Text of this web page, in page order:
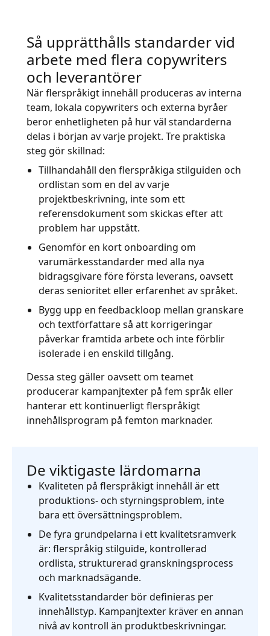
Så upprätthålls standarder vid
arbete med flera copywriters
och leverantörer
När flerspråkigt innehåll produceras av interna
team, lokala copywriters och externa byråer
beror enhetligheten på hur väl standarderna
delas i början av varje projekt. Tre praktiska
steg gör skillnad:
Tillhandahåll den flerspråkiga stilguiden och
ordlistan som en del av varje
projektbeskrivning, inte som ett
referensdokument som skickas efter att
problem har uppstått.
Genomför en kort onboarding om
varumärkesstandarder med alla nya
bidragsgivare före första leverans, oavsett
deras senioritet eller erfarenhet av språket.
Bygg upp en feedbackloop mellan granskare
och textförfattare så att korrigeringar
påverkar framtida arbete och inte förblir
isolerade i en enskild tillgång.
Dessa steg gäller oavsett om teamet
producerar kampanjtexter på fem språk eller
hanterar ett kontinuerligt flerspråkigt
innehållsprogram på femton marknader.
De viktigaste lärdomarna
Kvaliteten på flerspråkigt innehåll är ett
produktions- och styrningsproblem, inte
bara ett översättningsproblem.
De fyra grundpelarna i ett kvalitetsramverk
är: flerspråkig stilguide, kontrollerad
ordlista, strukturerad granskningsprocess
och marknadsägande.
Kvalitetsstandarder bör definieras per
innehållstyp. Kampanjtexter kräver en annan
nivå av kontroll än produktbeskrivningar.